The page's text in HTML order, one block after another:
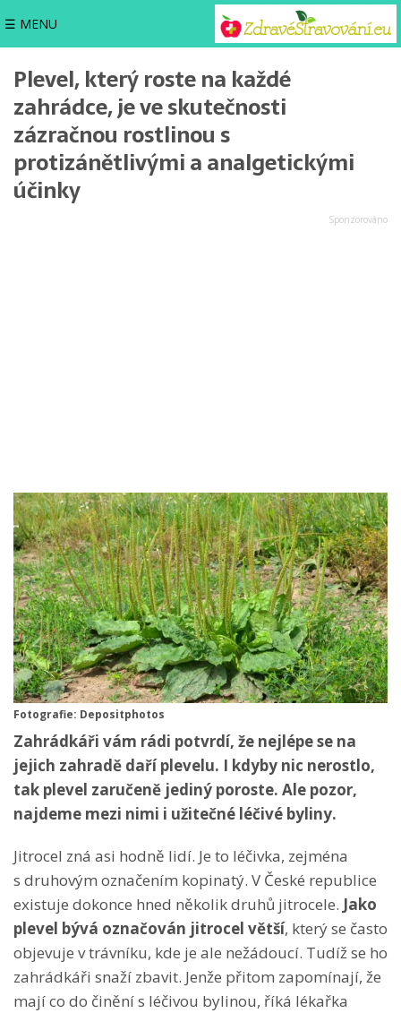
☰ MENU
Plevel, který roste na každé
zahrádce, je ve skutečnosti
zázračnou rostlinou s
protizánětlivými a analgetickými
účinky
Fotografie: Depositphotos
Zahrádkáři vám rádi potvrdí, že nejlépe se na
jejich zahradě daří plevelu. I kdyby nic nerostlo,
tak plevel zaručeně jediný poroste. Ale pozor,
najdeme mezi nimi i užitečné léčivé byliny.
Jitrocel zná asi hodně lidí. Je to léčivka, zejména
s druhovým označením kopinatý. V České republice
existuje dokonce hned několik druhů jitrocele. Jako
plevel bývá označován jitrocel větší, který se často
objevuje v trávníku, kde je ale nežádoucí. Tudíž se ho
zahrádkáři snaží zbavit. Jenže přitom zapomínají, že
mají co do činění s léčivou bylinou, říká lékařka